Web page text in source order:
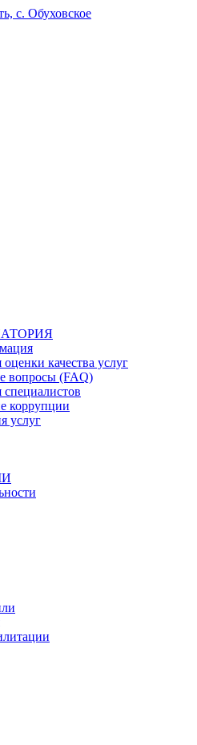
с. Обуховское
качества услуг
вопросы (FAQ)
коррупции
услуг